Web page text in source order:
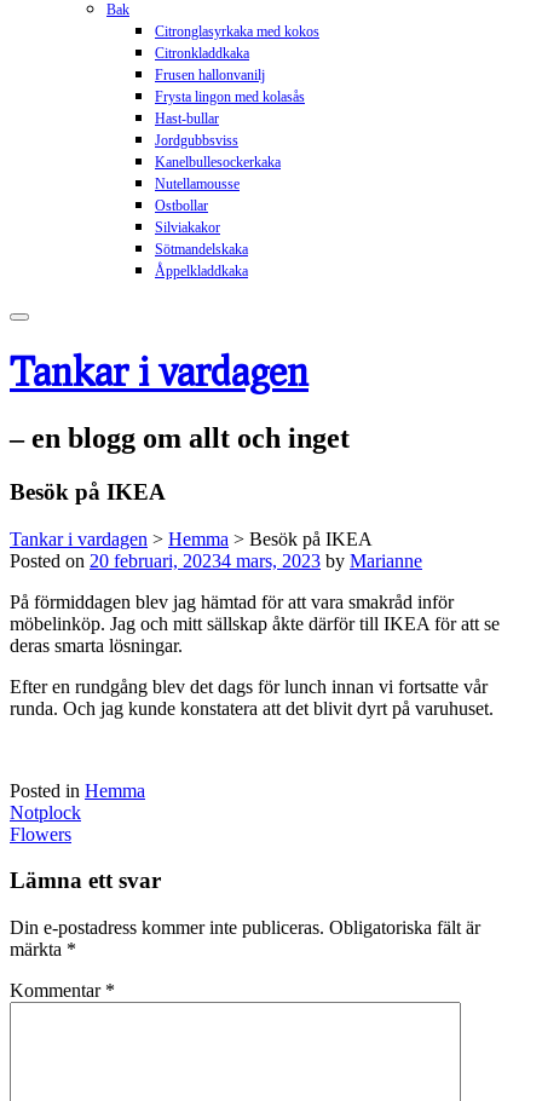
Bak
Citronglasyrkaka med kokos
Citronkladdkaka
Frusen hallonvanilj
Frysta lingon med kolasås
Hast-bullar
Jordgubbsviss
Kanelbullesockerkaka
Nutellamousse
Ostbollar
Silviakakor
Sötmandelskaka
Åppelkladdkaka
Tankar i vardagen
– en blogg om allt och inget
Besök på IKEA
Tankar i vardagen > Hemma > Besök på IKEA
Posted on 20 februari, 20234 mars, 2023 by Marianne
På förmiddagen blev jag hämtad för att vara smakråd inför
möbelinköp. Jag och mitt sällskap åkte därför till IKEA för att se
deras smarta lösningar.
Efter en rundgång blev det dags för lunch innan vi fortsatte vår
runda. Och jag kunde konstatera att det blivit dyrt på varuhuset.
Posted in Hemma
Post
navigation
Notplock
Flowers
Lämna ett svar
Din e-postadress kommer inte publiceras. Obligatoriska fält är
märkta *
Kommentar *